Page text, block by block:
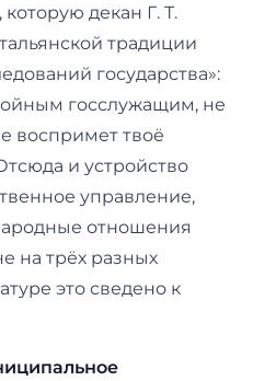
декан Г. Т.
традиции
государства»:
госслужащим, не
воспримет твоё
и устройство
управление,
отношения
на трёх разных
это сведено к